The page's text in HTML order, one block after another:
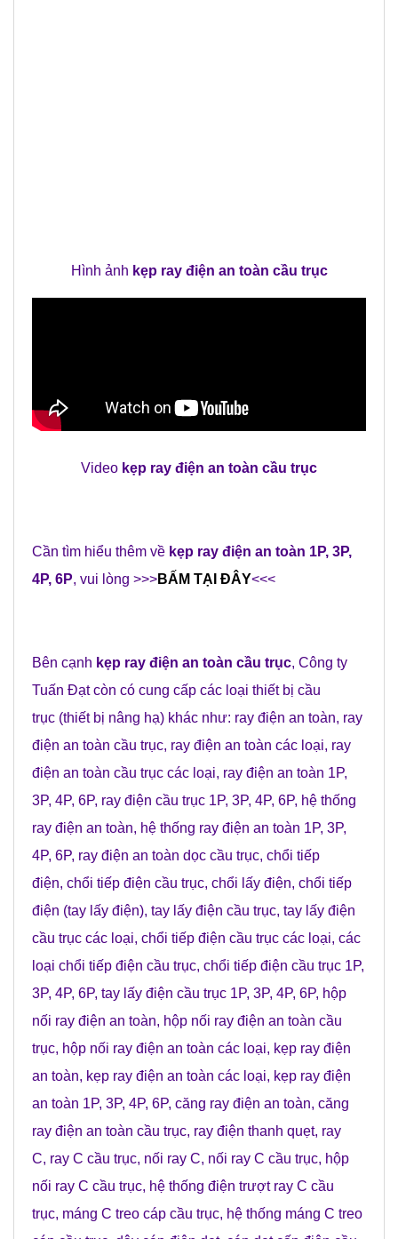
Hình ảnh kẹp ray điện an toàn cầu trục
Video kẹp ray điện an toàn cầu trục
Cần tìm hiểu thêm về kẹp ray điện an toàn 1P, 3P,
4P, 6P, vui lòng >>>BẤM TẠI ĐÂY<<<
Bên cạnh kẹp ray điện an toàn cầu trục, Công ty
Tuấn Đạtcòn có cung cấp các loại thiết bị cầu
trục (thiết bị nâng hạ) khác như: ray điện an toàn, ray
điện an toàn cầu trục, ray điện an toàn các loại, ray
điện an toàn cầu trục các loại, ray điện an toàn 1P,
3P, 4P, 6P, ray điện cầu trục 1P, 3P, 4P, 6P, hệ thống
ray điện an toàn, hệ thống ray điện an toàn 1P, 3P,
4P, 6P, ray điện an toàn dọc cầu trục, chổi tiếp
điện, chổi tiếp điện cầu trục, chổi lấy điện, chổi tiếp
điện (tay lấy điện), tay lấy điện cầu trục, tay lấy điện
cầu trục các loại, chổi tiếp điện cầu trục các loại, các
loại chổi tiếp điện cầu trục, chổi tiếp điện cầu trục 1P,
3P, 4P, 6P, tay lấy điện cầu trục 1P, 3P, 4P, 6P, hộp
nối ray điện an toàn, hộp nối ray điện an toàn cầu
trục, hộp nối ray điện an toàn các loại, kẹp ray điện
an toàn, kẹp ray điện an toàn các loại, kẹp ray điện
an toàn 1P, 3P, 4P, 6P, căng ray điện an toàn, căng
ray điện an toàn cầu trục, ray điện thanh quẹt, ray
C, ray C cầu trục, nối ray C, nối ray C cầu trục, hộp
nối ray C cầu trục, hệ thống điện trượt ray C cầu
trục, máng C treo cáp cầu trục, hệ thống máng C treo